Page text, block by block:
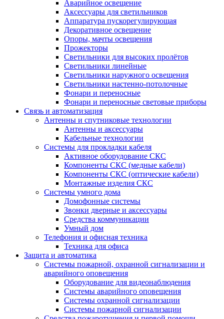
Аварийное освещение
Аксессуары для светильников
Аппаратура пускорегулирующая
Декоративное освещение
Опоры, мачты освещения
Прожекторы
Светильники для высоких пролётов
Светильники линейные
Светильники наружного освещения
Светильники настенно-потолочные
Фонари и переносные
Фонари и переносные световые приборы
Связь и автоматизация
Антенны и спутниковые технологии
Антенны и аксессуары
Кабельные технологии
Системы для прокладки кабеля
Активное оборудование СКС
Компоненты СКС (медные кабели)
Компоненты СКС (оптические кабели)
Монтажные изделия СКС
Системы умного дома
Домофонные системы
Звонки дверные и аксессуары
Средства коммуникации
Умный дом
Телефония и офисная техника
Техника для офиса
Защита и автоматика
Системы пожарной, охранной сигнализации и
аварийного оповещения
Оборудование для видеонаблюдения
Системы аварийного оповещения
Системы охранной сигнализации
Системы пожарной сигнализации